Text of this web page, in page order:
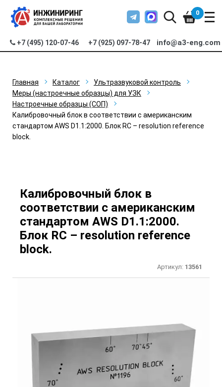
+7 (495) 120-07-46 +7 (925) 097-78-47 info@a3-eng.com
0
Главная Каталог
Ультразвуковой контроль
Меры (настроечные образцы) для УЗК
Настроечные образцы (СОП)
Калибровочный блок в соответствии с американским
стандартом AWS D1.1:2000. Блок RC – resolution reference
block.
Калибровочный блок в
соответствии с американским
стандартом AWS D1.1:2000.
Блок RC – resolution reference
block.
Артикул: 13561